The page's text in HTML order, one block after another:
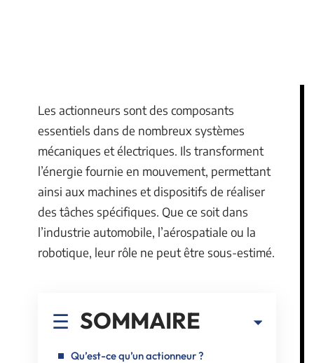
Les actionneurs sont des composants
essentiels dans de nombreux systèmes
mécaniques et électriques. Ils transforment
l’énergie fournie en mouvement, permettant
ainsi aux machines et dispositifs de réaliser
des tâches spécifiques. Que ce soit dans
l’industrie automobile, l’aérospatiale ou la
robotique, leur rôle ne peut être sous-estimé.
SOMMAIRE
Qu’est-ce qu’un actionneur ?